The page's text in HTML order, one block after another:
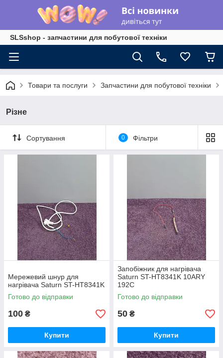
SLSshop - запчастини для побутової техніки
Товари та послуги Запчастини для побутової техніки
Різне
Сортування 0 Фільтри
Мережевий шнур для
нагрівача Saturn ST-HT8341K
Готово до відправки
100 ₴
Купити
Запобіжник для нагрівача
Saturn ST-HT8341K 10ARY
192C
Готово до відправки
50 ₴
Купити